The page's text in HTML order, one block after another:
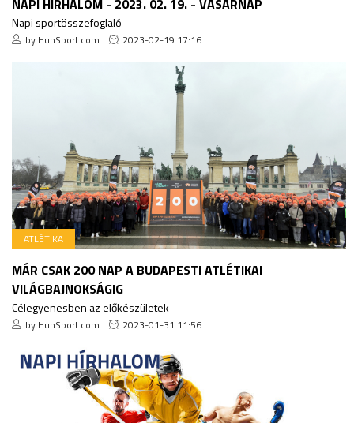
Napi sportösszefoglaló
by HunSport.com 2023-02-19 17:16
ATLÉTIKA
MÁR CSAK 200 NAP A BUDAPESTI ATLÉTIKAI
VILÁGBAJNOKSÁGIG
Célegyenesben az előkészületek
by HunSport.com 2023-01-31 11:56